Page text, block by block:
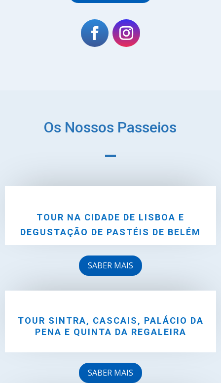
Os Nossos Passeios
TOUR NA CIDADE DE LISBOA E
DEGUSTAÇÃO DE PASTÉIS DE BELÉM
SABER MAIS
TOUR SINTRA, CASCAIS, PALÁCIO DA
PENA E QUINTA DA REGALEIRA
SABER MAIS